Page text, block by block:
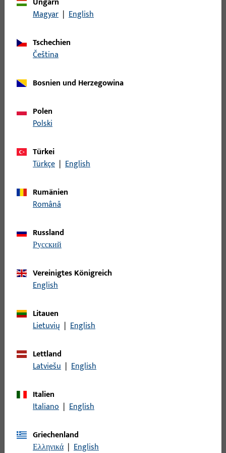
Filter
Einsatzbereich
Produkttyp
Basisfarbe
Länge
Modell-Nr.
6-34828-00-0-7 |
Wetterschenkel
247 weiß 12,5mm
Magyar | English
Tschechien
čeština
Bosnien und Herzegowina
Polen
Polski
Türkei
Türkçe | English
Rumänien
Română
Russland
русский
Vereinigtes Königreich
English
Litauen
Lietuvių | English
Lettland
Latviešu | English
Italien
Italiano | English
Griechenland
Ελληνικά | English